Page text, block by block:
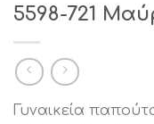
5598-721
Γυναικεία